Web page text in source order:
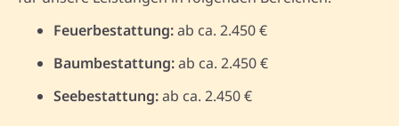
Feuerbestattung:ab ca. 2.450 €
Baumbestattung:ab ca. 2.450 €
Seebestattung:ab ca. 2.450 €